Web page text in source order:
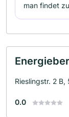
man findet
Rieslingstr. 2
0.0